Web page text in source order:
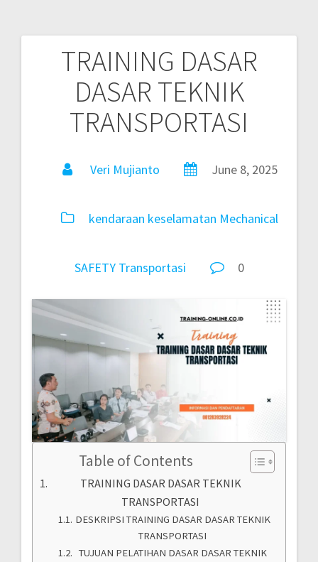
TRAINING DASAR
DASAR TEKNIK
TRANSPORTASI
Veri Mujianto June 8, 2025
kendaraan keselamatan Mechanical
SAFETY Transportasi 0
Table of Contents
TRAINING DASAR DASAR TEKNIK
TRANSPORTASI
DESKRIPSI TRAINING DASAR DASAR TEKNIK
TRANSPORTASI
TUJUAN PELATIHAN DASAR DASAR TEKNIK